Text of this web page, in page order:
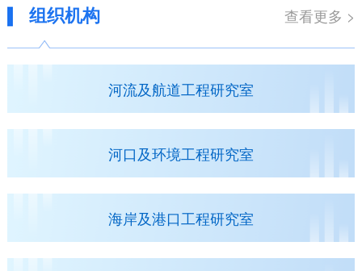
组织机构 查看更多 >
河流及航道工程研究室
河口及环境工程研究室
海岸及港口工程研究室